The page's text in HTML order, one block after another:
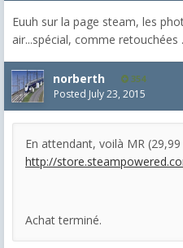
Euuh sur la page steam, les
air...spécial, comme retouchées
norberth 354
Posted July 23, 2015
En attendant, voilà MR
http://
Achat terminé.